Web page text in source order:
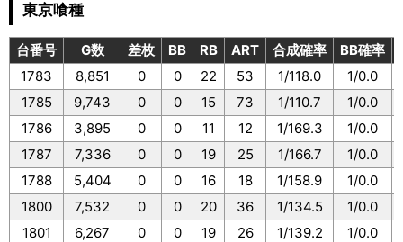
東京喰種
台番号 G数 差枚 BB RB ART 合成確率 BB確率
1783
8,851 0 0 22 53 1/118.0 1/0.0
1785
9,743 0 0 15 73 1/110.7 1/0.0
1786
3,895 0 0 11 12 1/169.3 1/0.0
1787
7,336 0 0 19 25 1/166.7 1/0.0
1788
5,404 0 0 16 18 1/158.9 1/0.0
1800
7,532 0 0 20 36 1/134.5 1/0.0
1801
6,267 0 0 19 26 1/139.2 1/0.0